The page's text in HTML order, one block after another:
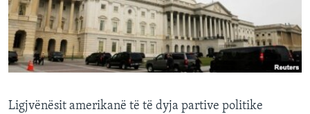
INTERVISTA
DITARI
Ligjvënësit amerikanë të të dyja partive politike